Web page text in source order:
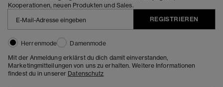
Kooperationen, neuen Produkten und Sales.
REGISTRIEREN
Herrenmode
Damenmode
Mit der Anmeldung erklärst du dich damit einverstanden,
Marketingmitteilungen von uns zu erhalten. Weitere Informationen
findest du in unserer Datenschutz